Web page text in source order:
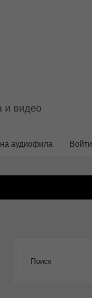
и видео
аудиофила Войти